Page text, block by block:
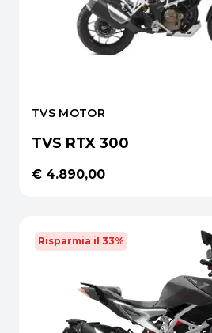
TVS MOTOR
TVS RTX 300
€ 4.890,00
Risparmia il 33%